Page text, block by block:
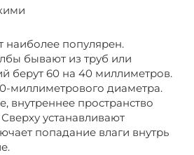
наиболее популярен.
бывают из труб или
берут 60 на 40 миллиметров.
миллиметрового диаметра.
внутреннее пространство
устанавливают
попадание влаги внутрь